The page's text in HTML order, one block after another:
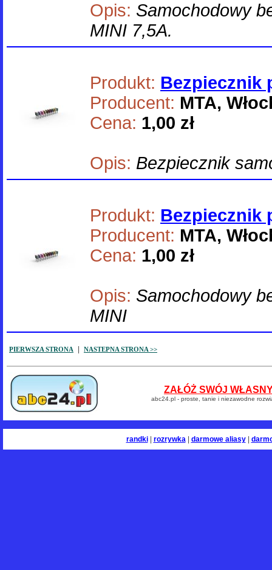
Opis: Samochodowy
MINI 7,5A.
Produkt: Bezpiecznik
Producent: MTA,
Cena: 1,00 zł
Opis: Bezpiecznik
Produkt: Bezpiecznik
Producent: MTA,
Cena: 1,00 zł
Opis: Samochodowy
MINI
PIERWSZA STRONA NASTEPNA STRONA >>
ZAŁÓŻ SWÓJ
abc24.pl - proste, tanie i niezawodne
randki| rozrywka| darmowe aliasy|